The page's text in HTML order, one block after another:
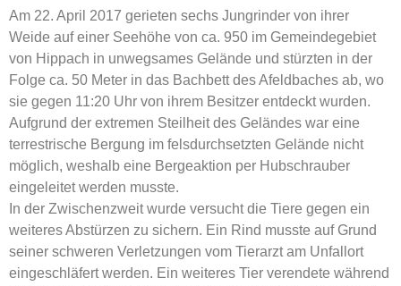
Am 22. April 2017 gerieten sechs Jungrinder von ihrer
Weide auf einer Seehöhe von ca. 950 im Gemeindegebiet
von Hippach in unwegsames Gelände und stürzten in der
Folge ca. 50 Meter in das Bachbett des Afeldbaches ab, wo
sie gegen 11:20 Uhr von ihrem Besitzer entdeckt wurden.
Aufgrund der extremen Steilheit des Geländes war eine
terrestrische Bergung im felsdurchsetzten Gelände nicht
möglich, weshalb eine Bergeaktion per Hubschrauber
eingeleitet werden musste.
In der Zwischenzweit wurde versucht die Tiere gegen ein
weiteres Abstürzen zu sichern. Ein Rind musste auf Grund
seiner schweren Verletzungen vom Tierarzt am Unfallort
eingeschläfert werden. Ein weiteres Tier verendete während